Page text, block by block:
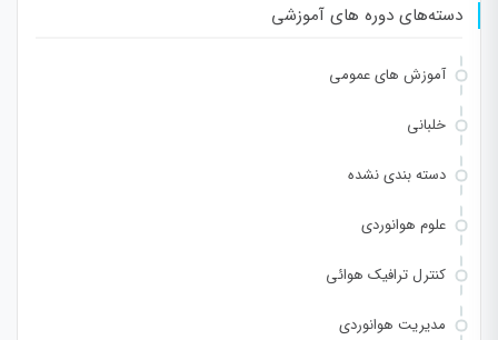
دسته‌های دوره های آموزشی
آموزش های عمومی
خلبانی
دسته بندی نشده
علوم هوانوردی
کنترل ترافیک هوائی
مدیریت هوانوردی